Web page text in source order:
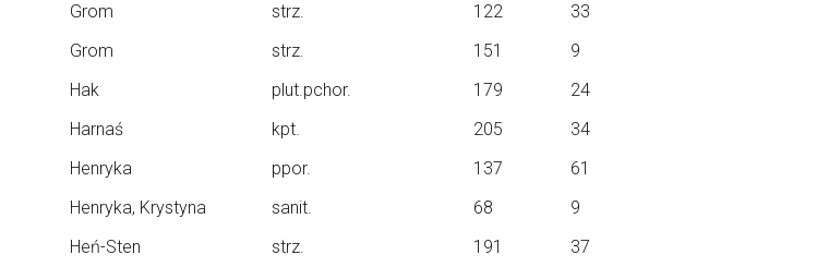
Grom strz. 122
33
Grom strz. 151
9
Hak plut.pchor. 179
24
Harnaś kpt. 205
34
Henryka ppor. 137
61
Henryka, Krystyna sanit. 68
9
Heń-Sten strz. 191 37